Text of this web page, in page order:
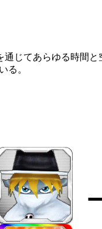
通じてあらゆる時間
る。